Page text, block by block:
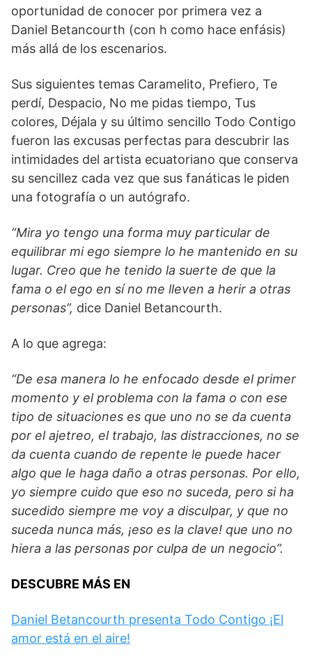
oportunidad de conocer por primera vez a
Daniel Betancourth (con h como hace enfásis)
más allá de los escenarios.
Sus siguientes temas Caramelito, Prefiero, Te
perdí, Despacio, No me pidas tiempo, Tus
colores, Déjala y su último sencillo Todo Contigo
fueron las excusas perfectas para descubrir las
intimidades del artista ecuatoriano que conserva
su sencillez cada vez que sus fanáticas le piden
una fotografía o un autógrafo.
“Mira yo tengo una forma muy particular de
equilibrar mi ego siempre lo he mantenido en su
lugar. Creo que he tenido la suerte de que la
fama o el ego en sí no me lleven a herir a otras
personas”, dice Daniel Betancourth.
A lo que agrega:
“De esa manera lo he enfocado desde el primer
momento y el problema con la fama o con ese
tipo de situaciones es que uno no se da cuenta
por el ajetreo, el trabajo, las distracciones, no se
da cuenta cuando de repente le puede hacer
algo que le haga daño a otras personas. Por ello,
yo siempre cuido que eso no suceda, pero si ha
sucedido siempre me voy a disculpar, y que no
suceda nunca más, ¡eso es la clave! que uno no
hiera a las personas por culpa de un negocio”.
DESCUBRE MÁS EN
Daniel Betancourth presenta Todo Contigo ¡El
amor está en el aire!